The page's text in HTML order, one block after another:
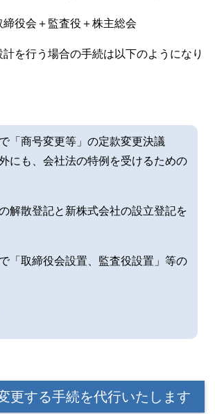
締役会＋監査役＋株主総会
を行う場合の手続は以下のようになり
「商号変更等」の定款変更決議
にも、会社法の特例を受けるための
解散登記と新株式会社の設立登記を
「取締役会設置、監査役設置」等の
更する手続を代行いたします